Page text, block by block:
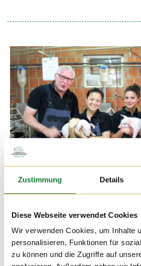
Zustimmung Details
Diese Webseite verwendet Cookies
Wir verwenden Cookies, um Inhalte
personalisieren, Funktionen für
zu können und die Zugriffe auf
Die Besuche auf den Höfen ist auch
Care.